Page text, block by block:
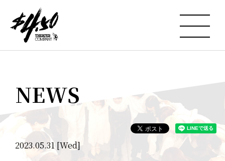
NEWS
2023.05.31 [Wed]